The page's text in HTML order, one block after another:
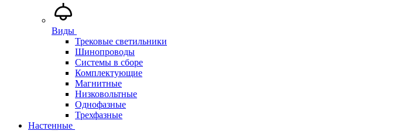
Виды
Трековые светильники
Шинопроводы
Системы в сборе
Комплектующие
Магнитные
Низковольтные
Однофазные
Трехфазные
Настенные